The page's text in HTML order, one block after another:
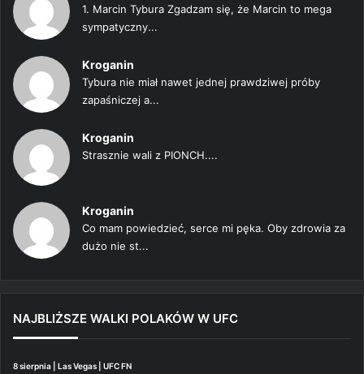
1. Marcin Tybura Zgadzam się, że Marcin to mega
sympatyczny...
Kroganin
Tybura nie miał nawet jednej prawdziwej próby
zapaśniczej a...
Kroganin
Strasznie wali z PIONCH....
Kroganin
Co mam powiedzieć, serce mi pęka. Oby zdrowia za
dużo nie st...
NAJBLIŻSZE WALKI POLAKÓW W UFC
8 sierpnia | Las Vegas | UFC FN